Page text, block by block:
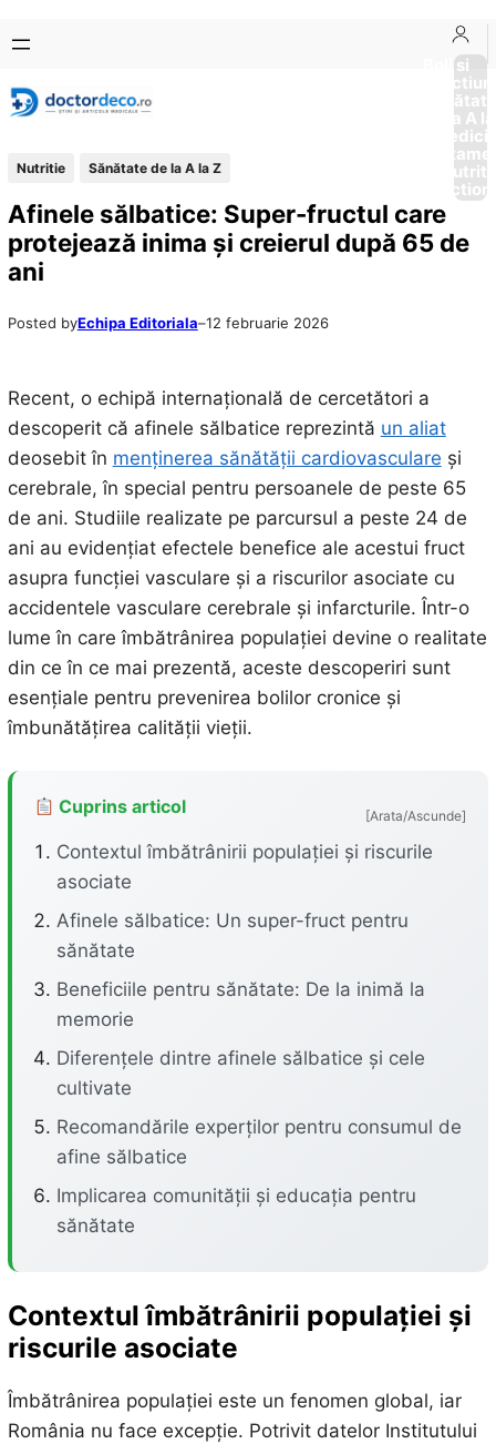
conținut
content
Boli si
Afectiuni
Sănătate
de la A
Nutritie Sănătate de la A la Z
Afinele sălbatice: Super-fructul care
protejează inima și creierul după 65 de
ani
Posted byEchipa Editoriala–12 februarie 2026
Recent, o echipă internațională de cercetători a
descoperit că afinele sălbatice reprezintă un aliat
deosebit în menținerea sănătății cardiovasculare și
cerebrale, în special pentru persoanele de peste 65
de ani. Studiile realizate pe parcursul a peste 24 de
ani au evidențiat efectele benefice ale acestui fruct
asupra funcției vasculare și a riscurilor asociate cu
accidentele vasculare cerebrale și infarcturile. Într-o
lume în care îmbătrânirea populației devine o realitate
din ce în ce mai prezentă, aceste descoperiri sunt
esențiale pentru prevenirea bolilor cronice și
îmbunătățirea calității vieții.
Cuprins articol [Arata/Ascunde]
Contextul îmbătrânirii populației și riscurile
asociate
Afinele sălbatice: Un super-fruct pentru
sănătate
Beneficiile pentru sănătate: De la inimă la
memorie
Diferențele dintre afinele sălbatice și cele
cultivate
Recomandările experților pentru consumul de
afine sălbatice
Implicarea comunității și educația pentru
sănătate
Contextul îmbătrânirii populației și
riscurile asociate
Îmbătrânirea populației este un fenomen global, iar
România nu face excepție. Potrivit datelor Institutului